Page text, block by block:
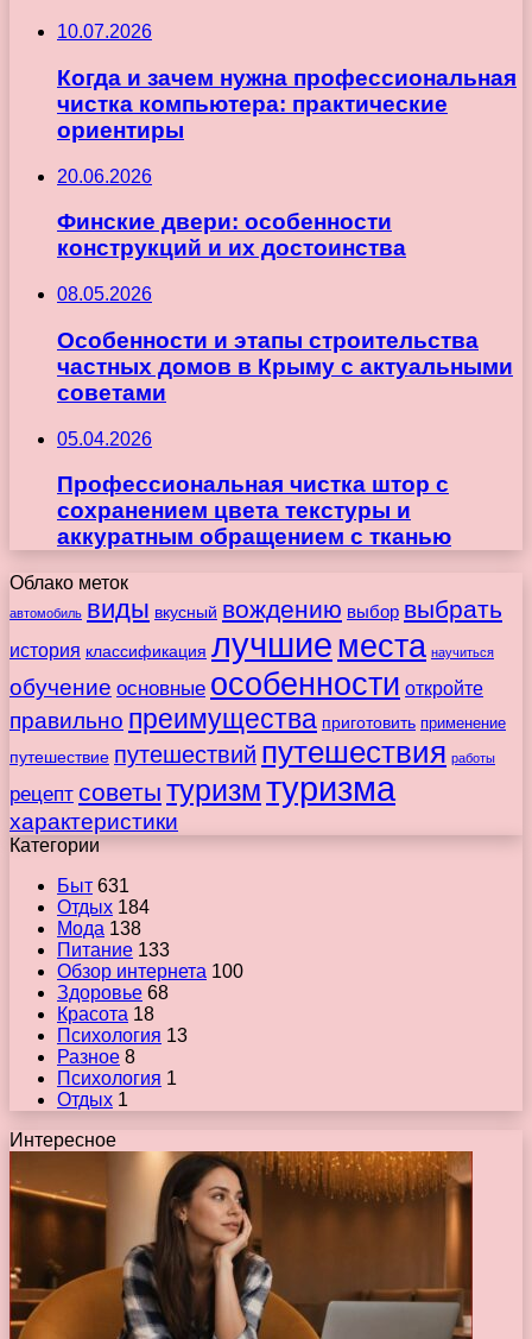
10.07.2026
Когда и зачем нужна профессиональная
чистка компьютера: практические
ориентиры
20.06.2026
Финские двери: особенности
конструкций и их достоинства
08.05.2026
Особенности и этапы строительства
частных домов в Крыму с актуальными
советами
05.04.2026
Профессиональная чистка штор с
сохранением цвета текстуры и
аккуратным обращением с тканью
Облако меток
автомобиль виды вкусный вождению выбор выбрать
история классификация лучшиеместа научиться
обучение основные особенности откройте
правильно преимущества приготовить применение
путешествие путешествий путешествия работы
рецепт советы туризмтуризма
характеристики
Категории
Быт 631
Отдых 184
Мода 138
Питание 133
Обзор интернета 100
Здоровье 68
Красота 18
Психология 13
Разное 8
Психология 1
Отдых 1
Интересное